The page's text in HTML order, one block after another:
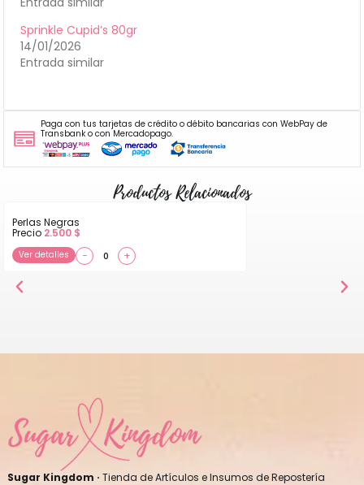
Sprinkle Cupid’s 80gr
14/01/2026
Entrada similar
Paga con tus tarjetas de crédito o débito bancarias con WebPay de
Transbank o con Mercadopago.
Productos Relacionados
Perlas Negras
Precio 2.500 $
Ver detalles − +
Sugar Kingdom · Tienda de Artículos e Insumos de Repostería